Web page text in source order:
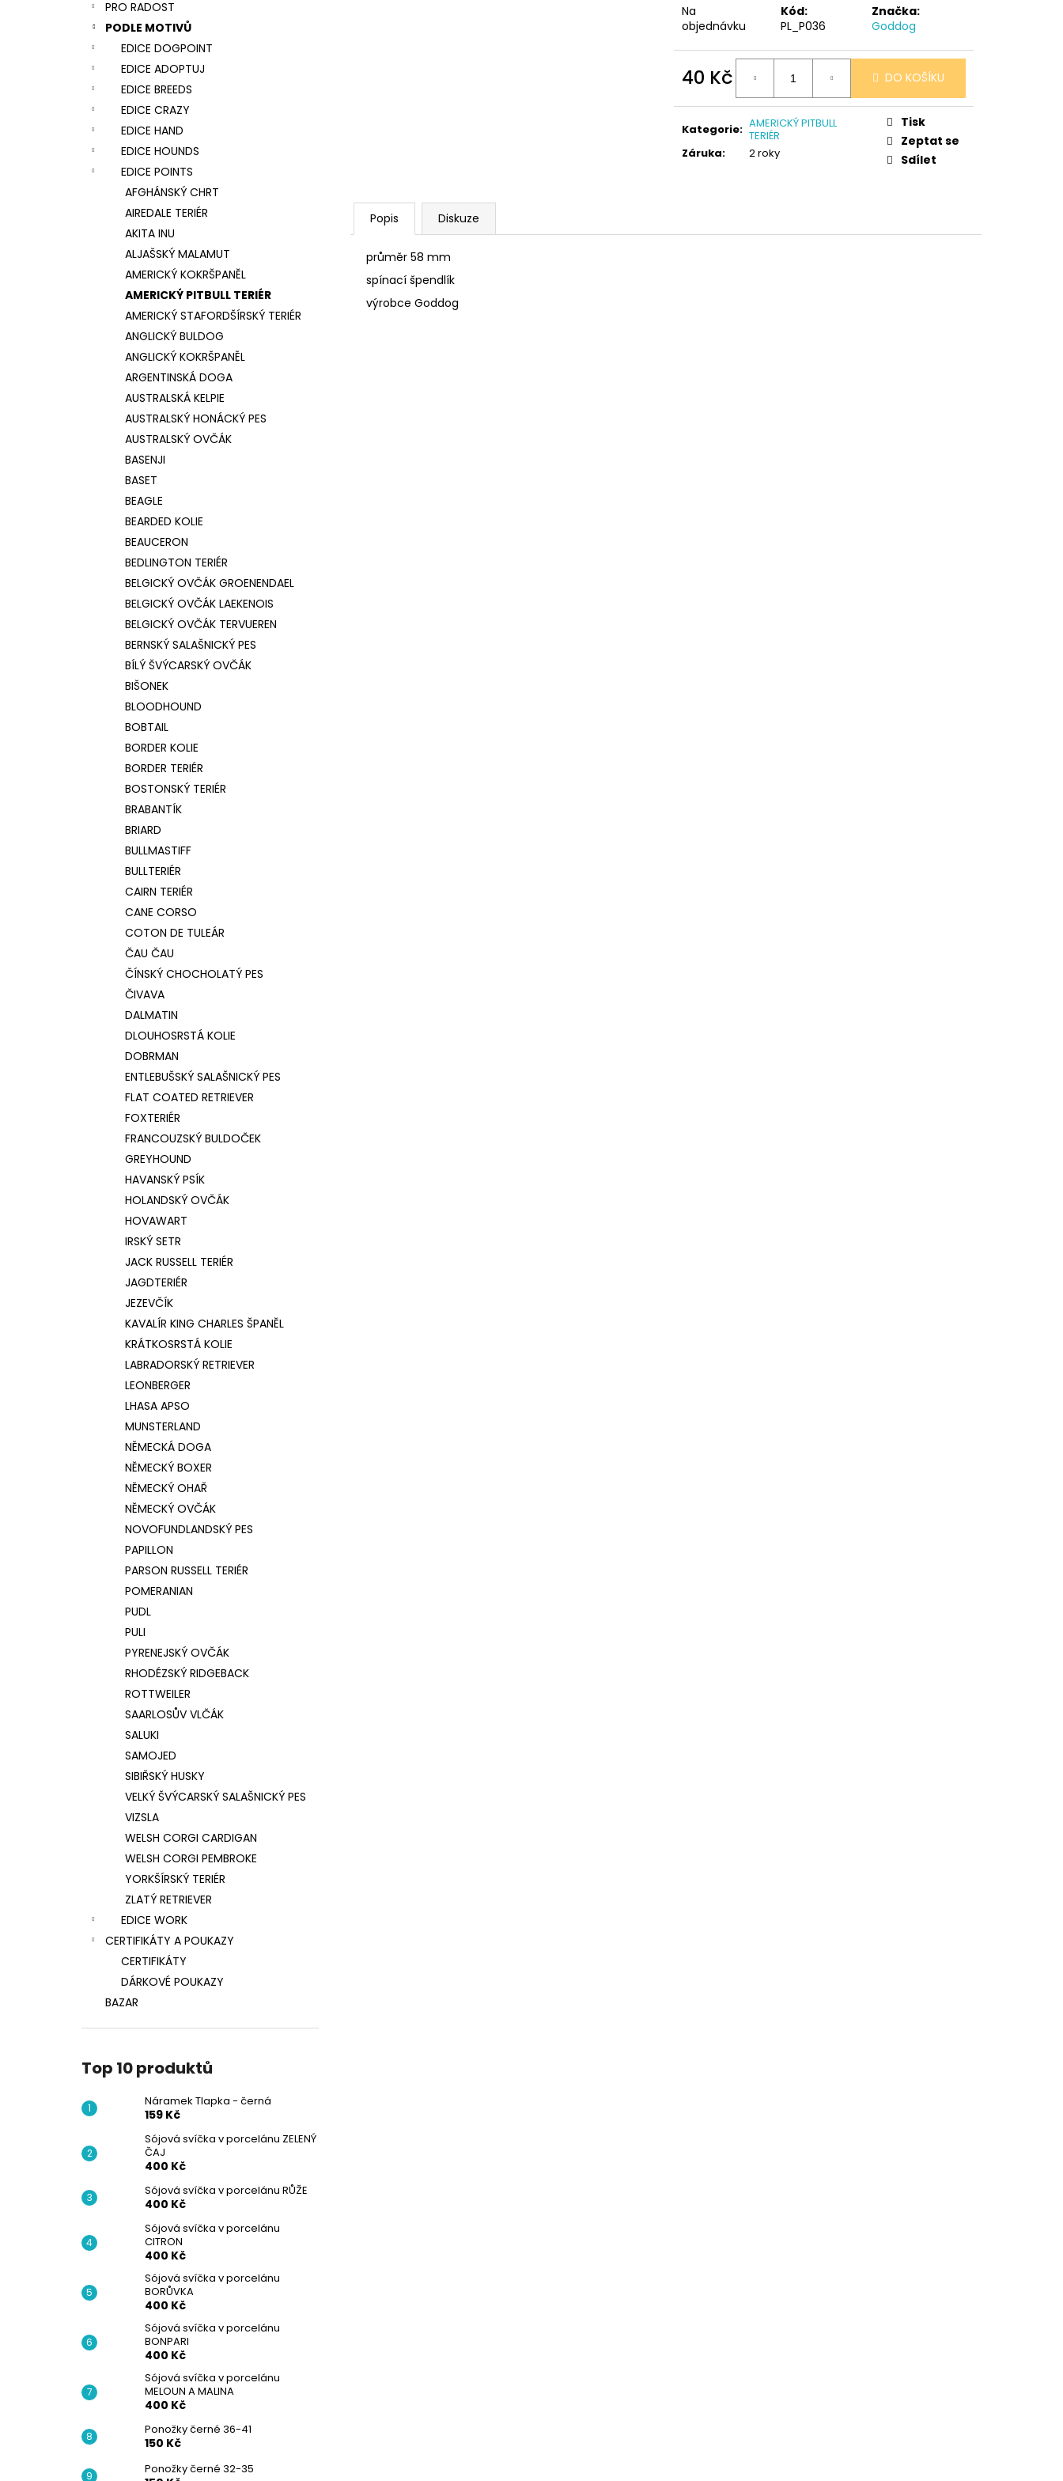
PRO RADOST
PODLE MOTIVŮ
EDICE DOGPOINT
EDICE ADOPTUJ
EDICE BREEDS
EDICE CRAZY
EDICE HAND
EDICE HOUNDS
EDICE POINTS
AFGHÁNSKÝ CHRT
AIREDALE TERIÉR
AKITA INU
ALJAŠSKÝ MALAMUT
AMERICKÝ KOKRŠPANĚL
AMERICKÝ PITBULL TERIÉR
AMERICKÝ STAFORDŠÍRSKÝ TERIÉR
ANGLICKÝ BULDOG
ANGLICKÝ KOKRŠPANĚL
ARGENTINSKÁ DOGA
AUSTRALSKÁ KELPIE
AUSTRALSKÝ HONÁCKÝ PES
AUSTRALSKÝ OVČÁK
BASENJI
BASET
BEAGLE
BEARDED KOLIE
BEAUCERON
BEDLINGTON TERIÉR
BELGICKÝ OVČÁK GROENENDAEL
BELGICKÝ OVČÁK LAEKENOIS
BELGICKÝ OVČÁK TERVUEREN
BERNSKÝ SALAŠNICKÝ PES
BÍLÝ ŠVÝCARSKÝ OVČÁK
BIŠONEK
BLOODHOUND
BOBTAIL
BORDER KOLIE
BORDER TERIÉR
BOSTONSKÝ TERIÉR
BRABANTÍK
BRIARD
BULLMASTIFF
BULLTERIÉR
CAIRN TERIÉR
CANE CORSO
COTON DE TULEÁR
ČAU ČAU
ČÍNSKÝ CHOCHOLATÝ PES
ČIVAVA
DALMATIN
DLOUHOSRSTÁ KOLIE
DOBRMAN
ENTLEBUŠSKÝ SALAŠNICKÝ PES
FLAT COATED RETRIEVER
FOXTERIÉR
FRANCOUZSKÝ BULDOČEK
GREYHOUND
HAVANSKÝ PSÍK
HOLANDSKÝ OVČÁK
HOVAWART
IRSKÝ SETR
JACK RUSSELL TERIÉR
JAGDTERIÉR
JEZEVČÍK
KAVALÍR KING CHARLES ŠPANĚL
KRÁTKOSRSTÁ KOLIE
LABRADORSKÝ RETRIEVER
LEONBERGER
LHASA APSO
MUNSTERLAND
NĚMECKÁ DOGA
NĚMECKÝ BOXER
NĚMECKÝ OHAŘ
NĚMECKÝ OVČÁK
NOVOFUNDLANDSKÝ PES
PAPILLON
PARSON RUSSELL TERIÉR
POMERANIAN
PUDL
PULI
PYRENEJSKÝ OVČÁK
RHODÉZSKÝ RIDGEBACK
ROTTWEILER
SAARLOSŮV VLČÁK
SALUKI
SAMOJED
SIBIŘSKÝ HUSKY
VELKÝ ŠVÝCARSKÝ SALAŠNICKÝ PES
VIZSLA
WELSH CORGI CARDIGAN
WELSH CORGI PEMBROKE
YORKŠÍRSKÝ TERIÉR
ZLATÝ RETRIEVER
EDICE WORK
CERTIFIKÁTY A POUKAZY
CERTIFIKÁTY
DÁRKOVÉ POUKAZY
BAZAR
Top 10 produktů
Náramek Tlapka - černá
159 Kč
Sójová svíčka v porcelánu ZELENÝ
ČAJ
400 Kč
Sójová svíčka v porcelánu RŮŽE
400 Kč
Sójová svíčka v porcelánu
CITRON
400 Kč
Sójová svíčka v porcelánu
BORŮVKA
400 Kč
Sójová svíčka v porcelánu
BONPARI
400 Kč
Sójová svíčka v porcelánu
MELOUN A MALINA
400 Kč
Ponožky černé 36-41
150 Kč
Ponožky černé 32-35
Na
objednávku
Kód:
PL_P036
Značka:
Goddog
40 Kč
cena:
DO KOŠÍKU
Kategorie: AMERICKÝ PITBULL
TERIÉR
Záruka: 2 roky
Tisk
Zeptat se
Sdílet
Popis Diskuze
průměr 58 mm
spínací špendlík
výrobce Goddog
NÁRAMEK TLAPKA - ČERNÁ
159 Kč
SÓJOVÁ SVÍČKA V PORCELÁNU RŮŽE